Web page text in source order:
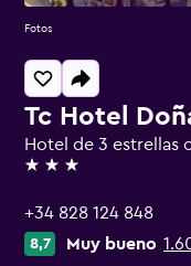
Tc Hotel
Hotel de 3 estrellas
3 estrellas
+34 828 124 848
8,7 Muy bueno
Fotos